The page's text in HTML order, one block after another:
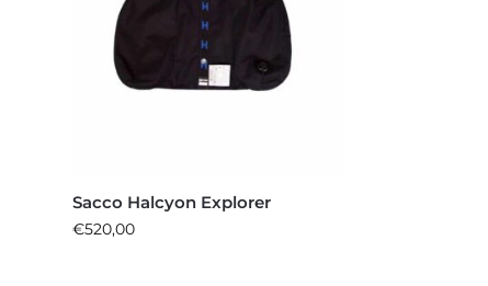
Sacco Halcyon Explorer
€520,00